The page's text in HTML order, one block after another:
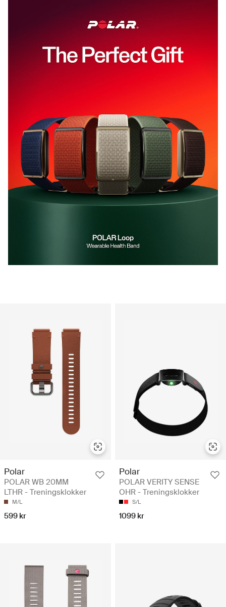
Polar
POLAR WB 20MM
LTHR - Treningsklokker
M/L
599 kr
Polar
POLAR VERITY SENSE
OHR - Treningsklokker
S/L
1099 kr